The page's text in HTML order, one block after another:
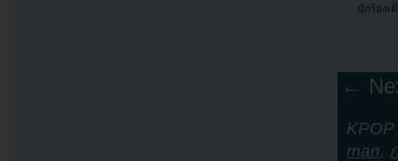
นักร้องเ
←
man,